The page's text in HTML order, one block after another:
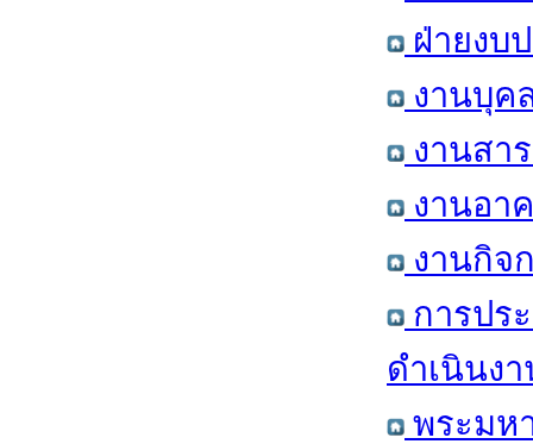
ฝ่ายงบ
งานบุค
งานสา
งานอา
งานกิจ
การปร
ดำเนินง
พระมห